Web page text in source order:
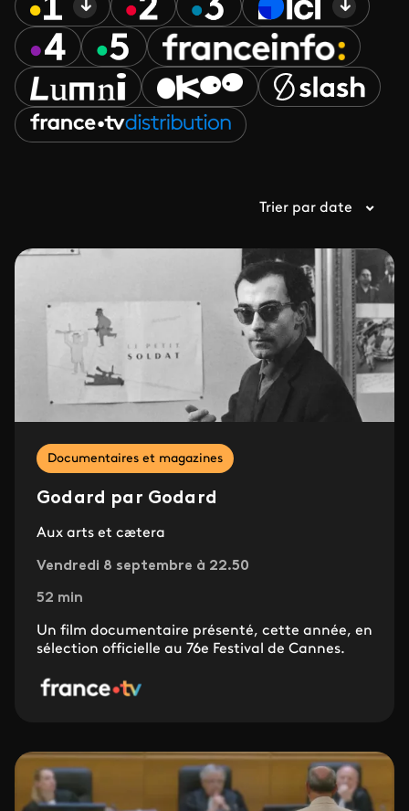
Trier par date
Documentaires et magazines
Godard par Godard
Aux arts et cætera
Vendredi 8 septembre à 22.50
52 min
Un film documentaire présenté, cette année, en
sélection officielle au 76e Festival de Cannes.